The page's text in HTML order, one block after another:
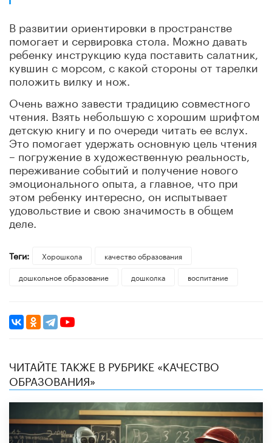
В развитии ориентировки в пространстве
помогает и сервировка стола. Можно давать
ребенку инструкцию куда поставить салатник,
кувшин с морсом, с какой стороны от тарелки
положить вилку и нож.
Очень важно завести традицию совместного
чтения. Взять небольшую с хорошим шрифтом
детскую книгу и по очереди читать ее вслух.
Это помогает удержать основную цель чтения
– погружение в художественную реальность,
переживание событий и получение нового
эмоционального опыта, а главное, что при
этом ребенку интересно, он испытывает
удовольствие и свою значимость в общем
деле.
Теги: Хорошкола
качество образования
дошкольное образование
дошколка воспитание
ЧИТАЙТЕ ТАКЖЕ В РУБРИКЕ «КАЧЕСТВО
ОБРАЗОВАНИЯ»